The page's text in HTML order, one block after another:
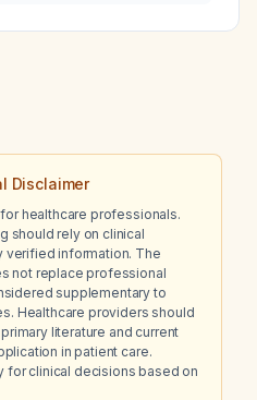
Disclaimer
healthcare professionals.
should rely on clinical
verified information. The
not replace professional
supplementary to
Healthcare providers should
literature and current
in patient care.
for clinical decisions based on